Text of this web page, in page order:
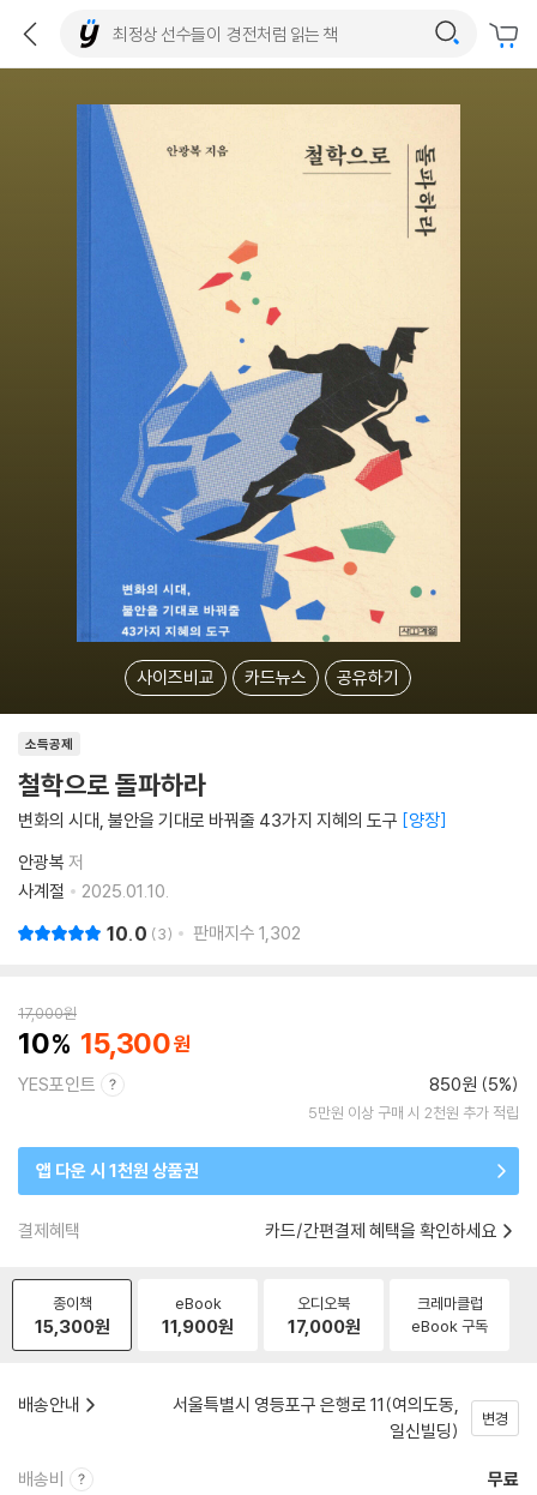
사이즈비교 카드뉴스 공유하기
소득공제
철학으로 돌파하라
변화의 시대, 불안을 기대로 바꿔줄 43가지 지혜의 도구 양장
안광복 저
사계절
2025.01.10.
10.0 3 판매지수 1,302
17,000원
10 15,300
YES포인트 850원 (5%)
5만원 이상 구매 시 2천원 추가 적립
앱 다운 시 1천원 상품권
결제혜택 카드/간편결제 혜택을 확인하세요
종이책
15,300원
eBook
11,900원
오디오북
17,000원
크레마클럽
eBook 구독
배송안내
서울특별시 영등포구 은행로 11(여의도동,
일신빌딩)
변경
배송비 무료